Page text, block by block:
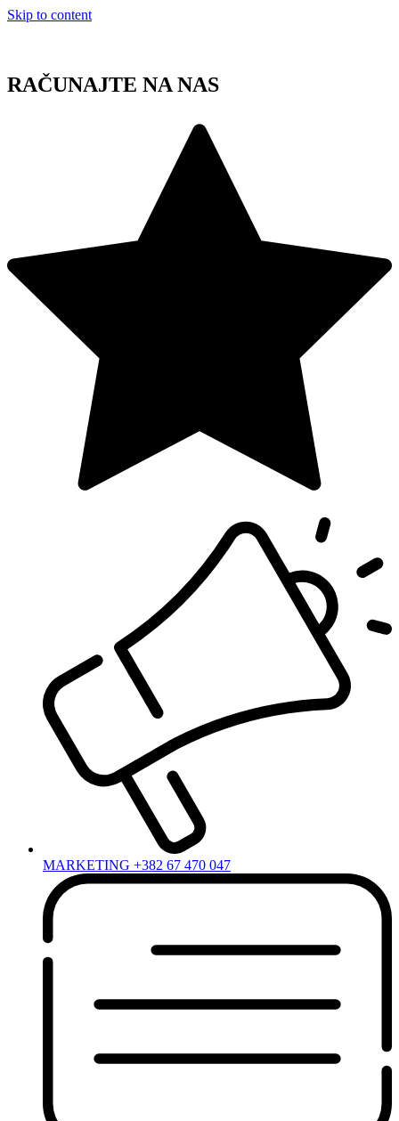
Skip to content
RAČUNAJTE NA NAS
MARKETING +382 67 470 047